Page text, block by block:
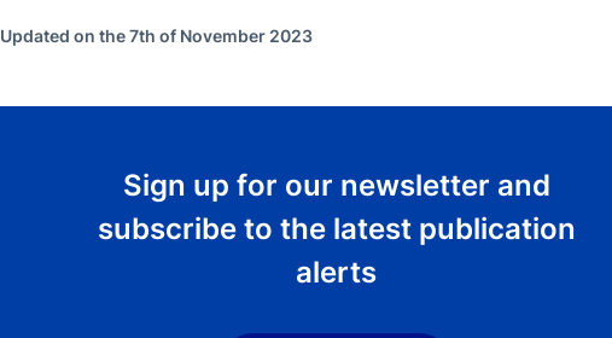
Updated on the 7th of November 2023
Sign up for our newsletter and
subscribe to the latest publication
alerts